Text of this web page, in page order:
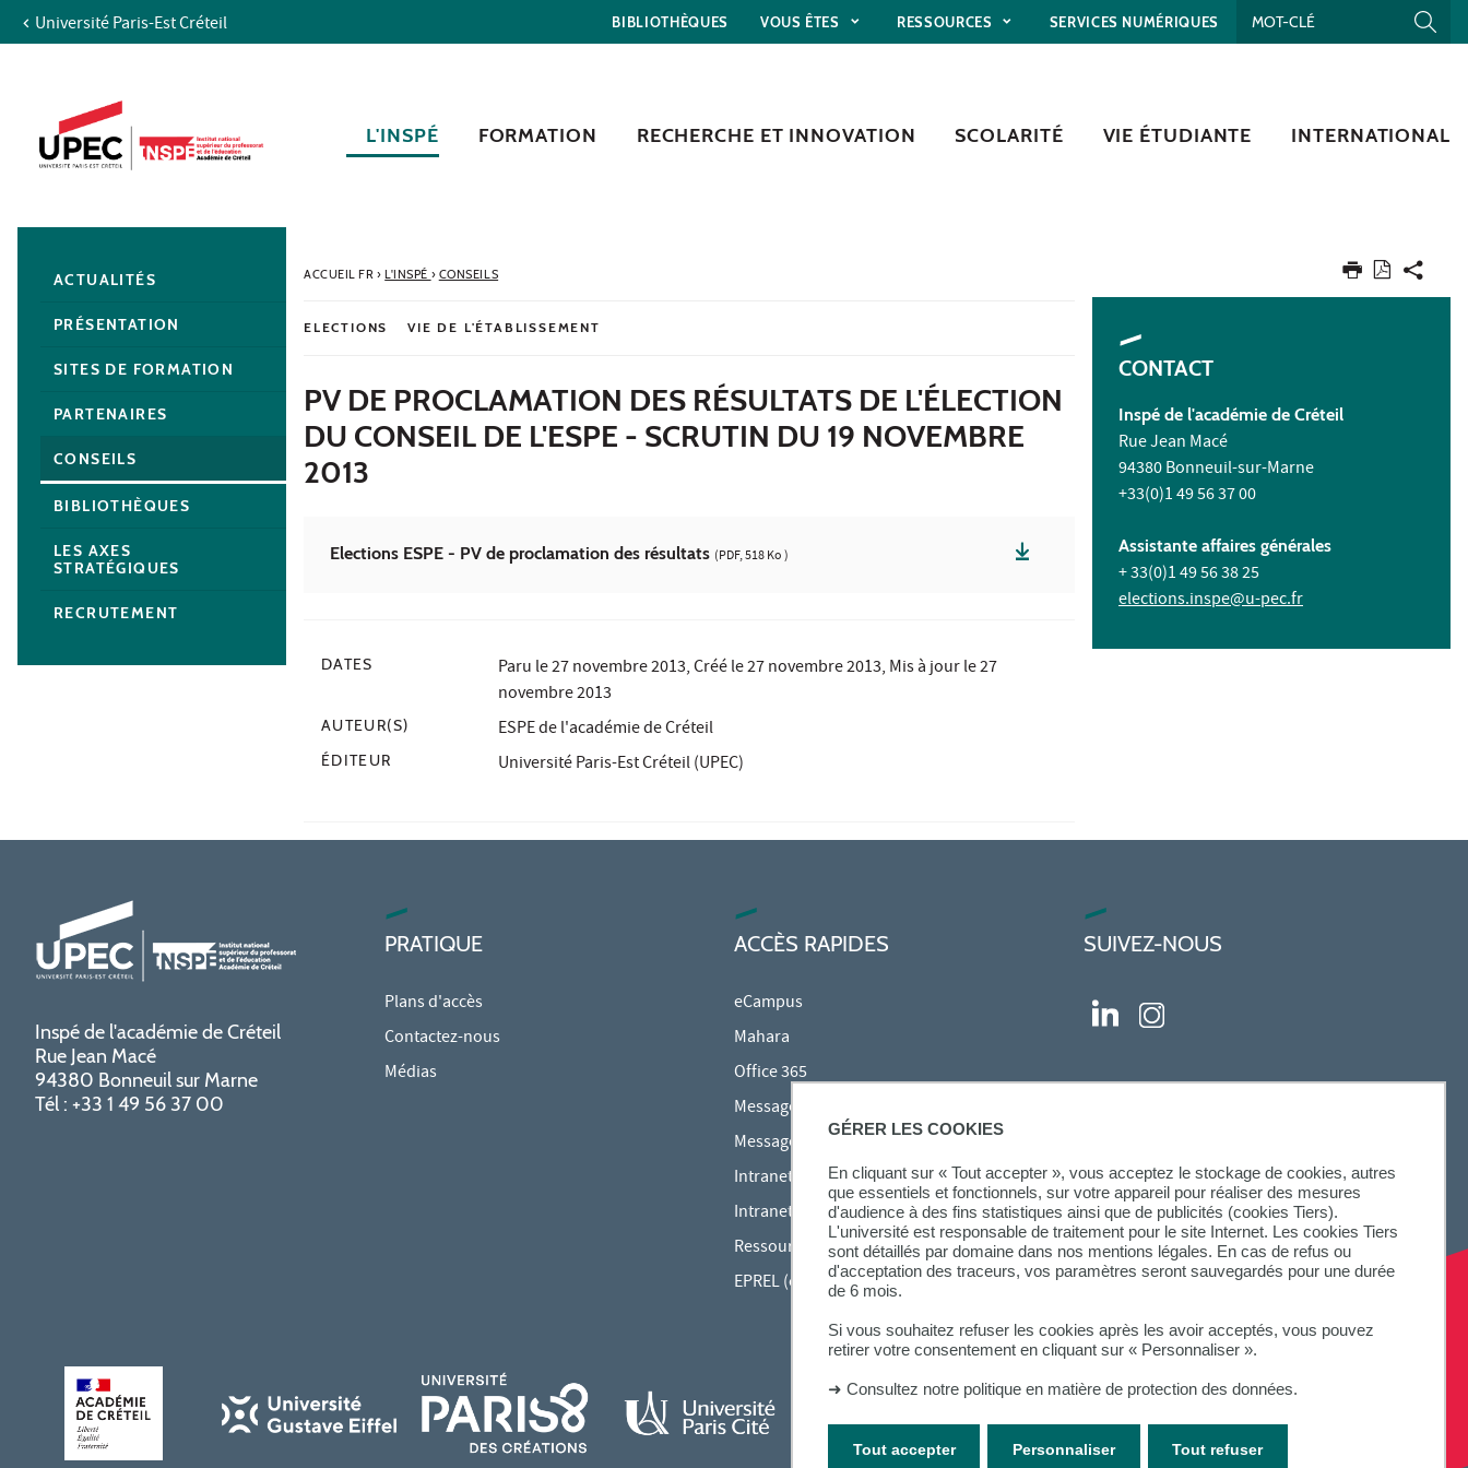
GÉRER LES COOKIES
En cliquant sur « Tout accepter », vous acceptez le stockage de cookies, autres
que essentiels et fonctionnels, sur votre appareil pour réaliser des mesures
d'audience à des fins statistiques ainsi que de publicités (cookies Tiers).
L'université est responsable de traitement pour le site Internet. Les cookies Tiers
sont détaillés par domaine dans nos mentions légales. En cas de refus ou
d'acceptation des traceurs, vos paramètres seront sauvegardés pour une durée
de 6 mois.
Si vous souhaitez refuser les cookies après les avoir acceptés, vous pouvez
retirer votre consentement en cliquant sur « Personnaliser ».
➜ Consultez notre politique en matière de protection des données.
Tout accepter Tout refuser
Personnaliser
Aller au contenu
Recherche
Navigation secondaire
Université Paris-Est Créteil BIBLIOTHÈQUES VOUS ÊTES RESSOURCES SERVICES NUMÉRIQUES
L'INSPÉ FORMATION RECHERCHE ET INNOVATION SCOLARITÉ VIE ÉTUDIANTE INTERNATIONAL
ACCUEIL FR› L'INSPÉ › CONSEILS
ELECTIONS VIE DE L'ÉTABLISSEMENT
PV DE PROCLAMATION DES RÉSULTATS DE L'ÉLECTION
DU CONSEIL DE L'ESPE - SCRUTIN DU 19 NOVEMBRE
2013
Elections ESPE - PV de proclamation des résultats (PDF, 518 Ko )
DATES Paru le27 novembre 2013, Créé le27 novembre 2013, Mis à jour le27
novembre 2013
AUTEUR(S) ESPE de l'académie de Créteil
ÉDITEUR Université Paris-Est Créteil (UPEC)
CONTACT
Inspé de l'académie de Créteil
Rue Jean Macé
94380 Bonneuil-sur-Marne
+33(0)1 49 56 37 00
Assistante affaires générales
+ 33(0)1 49 56 38 25
elections.inspe@u-pec.fr
ACTUALITÉS
PRÉSENTATION
SITES DE FORMATION
PARTENAIRES
CONSEILS
BIBLIOTHÈQUES
LES AXES
STRATÉGIQUES
RECRUTEMENT
Inspé de l'académie de Créteil
Rue Jean Macé
94380 Bonneuil sur Marne
Tél : +33 1 49 56 37 00
PRATIQUE
Plans d'accès
Contactez-nous
Médias
ACCÈS RAPIDES
eCampus
Mahara
Office 365
Messagerie des étudiants
Messagerie des personnels
Intranet Inspé
Intranet UPEC
Ressources audiovisuelles Inspé
EPREL (cours en ligne)
SUIVEZ-NOUS